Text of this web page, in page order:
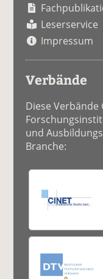
Leserservice
Impressum
Verbände
Diese
und
Branche: